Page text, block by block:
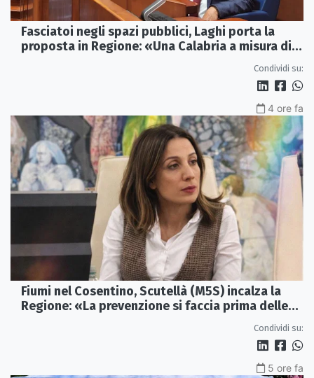
Fasciatoi negli spazi pubblici, Laghi porta la
proposta in Regione: «Una Calabria a misura di
Condividi su:
4 ore fa
Fiumi nel Cosentino, Scutellà (M5S) incalza la
Regione: «La prevenzione si faccia prima delle
Condividi su:
5 ore fa